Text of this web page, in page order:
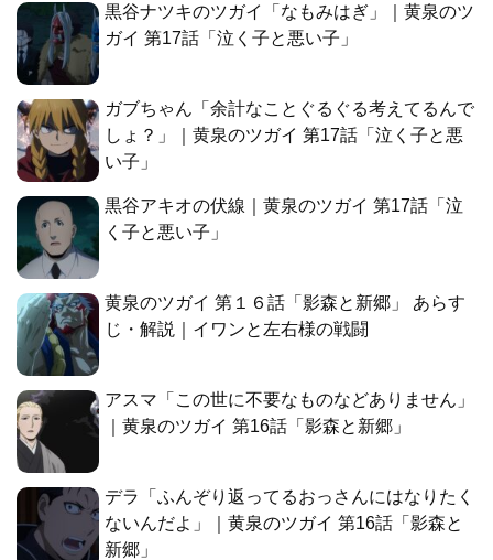
黒谷ナツキのツガイ「なもみはぎ」｜黄泉のツ
ガイ 第17話「泣く子と悪い子」
ガブちゃん「余計なことぐるぐる考えてるんで
しょ？」｜黄泉のツガイ 第17話「泣く子と悪
い子」
黒谷アキオの伏線｜黄泉のツガイ 第17話「泣
く子と悪い子」
黄泉のツガイ 第１６話「影森と新郷」 あらす
じ・解説｜イワンと左右様の戦闘
アスマ「この世に不要なものなどありません」
｜黄泉のツガイ 第16話「影森と新郷」
デラ「ふんぞり返ってるおっさんにはなりたく
ないんだよ」｜黄泉のツガイ 第16話「影森と
新郷」